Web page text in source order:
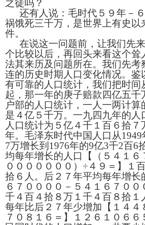
之徒吗？
还有人说：毛时代５９年－
祸饿死三千万，是世界上有史以
件。
在说这一问题前，让我们先
个比较以后，再回头来看这个耸
法其来历及问题所在。我们先考
连的历史时期人口变化情况。鉴
有可靠的人口统计，我们把时间
起，那一年的庚子赔款四亿五千
户部的人口统计，一人一两计算
是４亿５千万。一九四九年的人
人口统计为５亿４千１百６拾
年。毛泽东时代中国人口从1949
7万增长到 1976年的9亿3千2百6
均每年增长的人口【（５４１６
０００００００）÷４９＝】１
拾６人。后２７年平均每年增长
６７００００－５４１６７００
千４百４拾８万１千４百８拾１
每年比后２７年少增加【１４４
７０８１６＝】１２６１０６